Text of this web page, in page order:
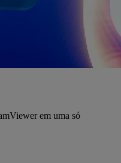
em uma só